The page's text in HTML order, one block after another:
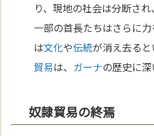
り、現地の社会は分断され
一部の首長たちはさらに
は文化や伝統が消え去る
貿易は、 ガーナの歴史に深
奴隷貿易の終焉